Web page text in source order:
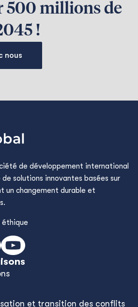
500 millions de
!
nous
de développement international
solutions innovantes basées sur
un changement durable et
éthique
et transition des conflits